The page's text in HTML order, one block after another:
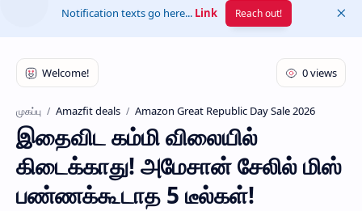
Hidden Menu
Hidden Menu
Notification texts go here... Link Reach out!
முகப்பு Amazfit deals Amazon Great Republic Day Sale 2026
இதைவிட கம்மி விலையில்
கிடைக்காது! அமேசான் சேலில் மிஸ்
பண்ணக்கூடாத 5 டீல்கள்!